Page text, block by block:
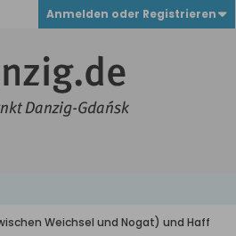
Anmelden oder Registrieren
Weichsel und Nogat) und Haff